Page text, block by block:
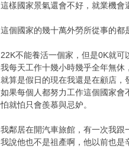
這樣國家景氣還會不好，就業機會
這個國家的幾十萬外勞所從事的
22K不能養活一個家，但是0K就可
我每天工作十幾小時幾乎全年無休
就算是假日的現在我還是在顧店，
如果每個人都努力工作這個國家會
怕就怕只會羨慕與忌妒。
我鄰居在開汽車旅館，有一次我跟
我說他也不是祖產啊，他以前也